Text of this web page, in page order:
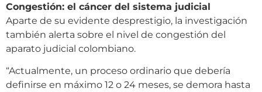
Congestión: el cáncer del sistema judicial
Aparte de su evidente desprestigio, la investigación
también alerta sobre el nivel de congestión del
aparato judicial colombiano.
“Actualmente, un proceso ordinario que debería
definirse en máximo 12 o 24 meses, se demora hasta